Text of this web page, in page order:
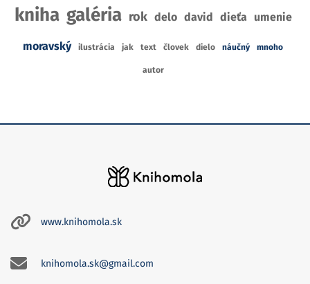
kniha galéria rok delo david dieťa umenie
moravský ilustrácia jak text človek dielo náučný mnoho
autor
www.knihomola.sk
knihomola.sk@gmail.com